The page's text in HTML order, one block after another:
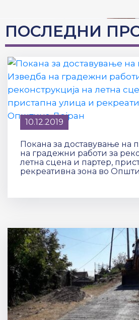
ПОСЛЕДНИ
10.12.2019
Покана за доставување на
на градежни работи за
летна сцена и партер,
рекреативна зона во